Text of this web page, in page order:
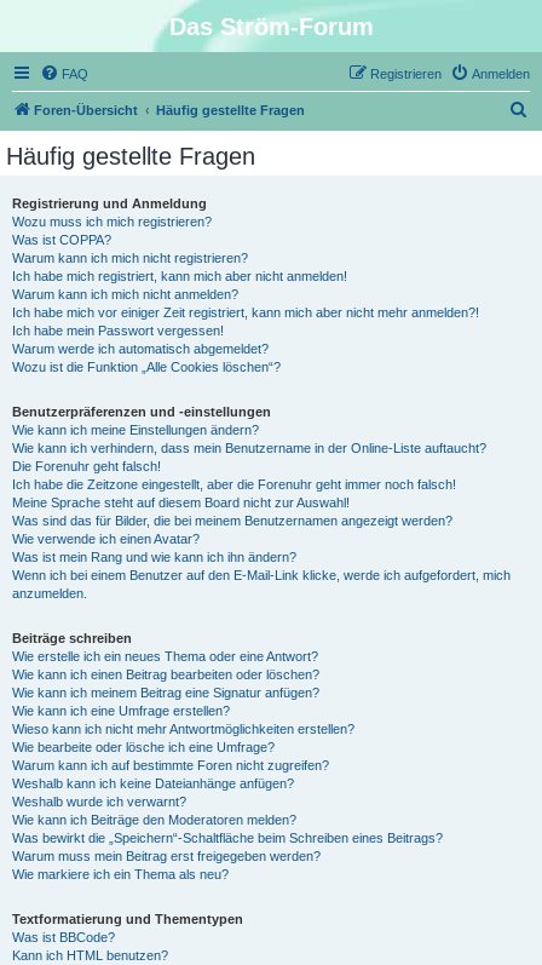
Das Ström-Forum
FAQ Anmelden
Registrieren
Foren-Übersicht Häufig gestellte Fragen
Häufig gestellte Fragen
Registrierung und Anmeldung
Wozu muss ich mich registrieren?
Was ist COPPA?
Warum kann ich mich nicht registrieren?
Ich habe mich registriert, kann mich aber nicht anmelden!
Warum kann ich mich nicht anmelden?
Ich habe mich vor einiger Zeit registriert, kann mich aber nicht mehr anmelden?!
Ich habe mein Passwort vergessen!
Warum werde ich automatisch abgemeldet?
Wozu ist die Funktion „Alle Cookies löschen“?
Benutzerpräferenzen und -einstellungen
Wie kann ich meine Einstellungen ändern?
Wie kann ich verhindern, dass mein Benutzername in der Online-Liste auftaucht?
Die Forenuhr geht falsch!
Ich habe die Zeitzone eingestellt, aber die Forenuhr geht immer noch falsch!
Meine Sprache steht auf diesem Board nicht zur Auswahl!
Was sind das für Bilder, die bei meinem Benutzernamen angezeigt werden?
Wie verwende ich einen Avatar?
Was ist mein Rang und wie kann ich ihn ändern?
Wenn ich bei einem Benutzer auf den E-Mail-Link klicke, werde ich aufgefordert, mich
anzumelden.
Beiträge schreiben
Wie erstelle ich ein neues Thema oder eine Antwort?
Wie kann ich einen Beitrag bearbeiten oder löschen?
Wie kann ich meinem Beitrag eine Signatur anfügen?
Wie kann ich eine Umfrage erstellen?
Wieso kann ich nicht mehr Antwortmöglichkeiten erstellen?
Wie bearbeite oder lösche ich eine Umfrage?
Warum kann ich auf bestimmte Foren nicht zugreifen?
Weshalb kann ich keine Dateianhänge anfügen?
Weshalb wurde ich verwarnt?
Wie kann ich Beiträge den Moderatoren melden?
Was bewirkt die „Speichern“-Schaltfläche beim Schreiben eines Beitrags?
Warum muss mein Beitrag erst freigegeben werden?
Wie markiere ich ein Thema als neu?
Textformatierung und Thementypen
Was ist BBCode?
Kann ich HTML benutzen?